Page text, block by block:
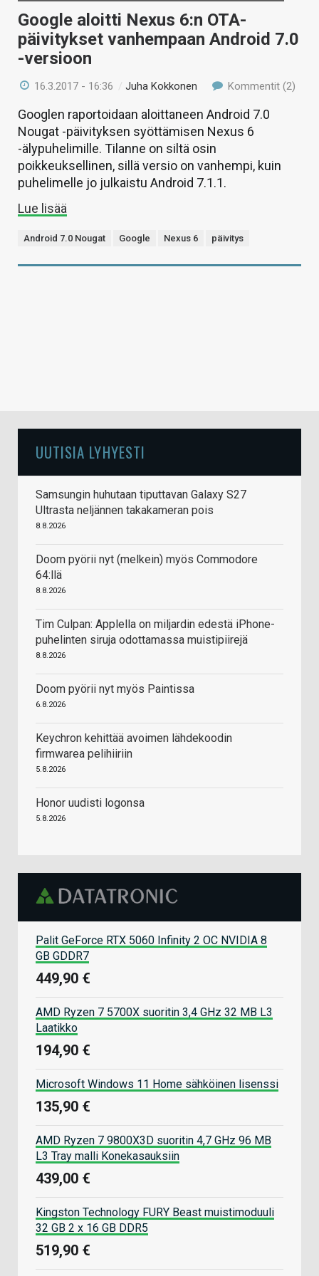
Google aloitti Nexus 6:n OTA-
päivitykset vanhempaan Android 7.0
-versioon
16.3.2017 - 16:36 /Juha Kokkonen Kommentit (2)
Googlen raportoidaan aloittaneen Android 7.0
Nougat -päivityksen syöttämisen Nexus 6
-älypuhelimille. Tilanne on siltä osin
poikkeuksellinen, sillä versio on vanhempi, kuin
puhelimelle jo julkaistu Android 7.1.1.
Lue lisää
Android 7.0 Nougat Google Nexus 6 päivitys
UUTISIA LYHYESTI
Samsungin huhutaan tiputtavan Galaxy S27
Ultrasta neljännen takakameran pois
8.8.2026
Doom pyörii nyt (melkein) myös Commodore
64:llä
8.8.2026
Tim Culpan: Applella on miljardin edestä iPhone-
puhelinten siruja odottamassa muistipiirejä
8.8.2026
Doom pyörii nyt myös Paintissa
6.8.2026
Keychron kehittää avoimen lähdekoodin
firmwarea pelihiiriin
5.8.2026
Honor uudisti logonsa
5.8.2026
Palit GeForce RTX 5060 Infinity 2 OC NVIDIA 8
GB GDDR7
449,90 €
AMD Ryzen 7 5700X suoritin 3,4 GHz 32 MB L3
Laatikko
194,90 €
Microsoft Windows 11 Home sähköinen lisenssi
135,90 €
AMD Ryzen 7 9800X3D suoritin 4,7 GHz 96 MB
L3 Tray malli Konekasauksiin
439,00 €
Kingston Technology FURY Beast muistimoduuli
32 GB 2 x 16 GB DDR5
519,90 €